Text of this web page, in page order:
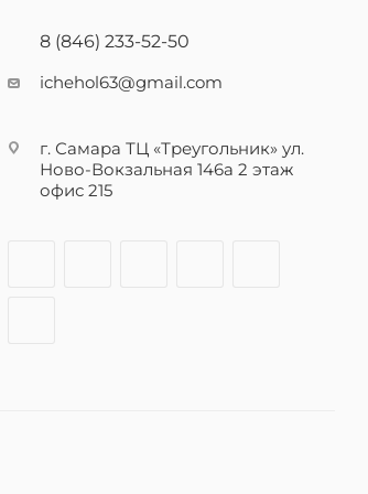
8 (846) 233-52-50
ichehol63@gmail.com
г. Самара ТЦ «Треугольник» ул.
Ново-Вокзальная 146а 2 этаж
офис 215